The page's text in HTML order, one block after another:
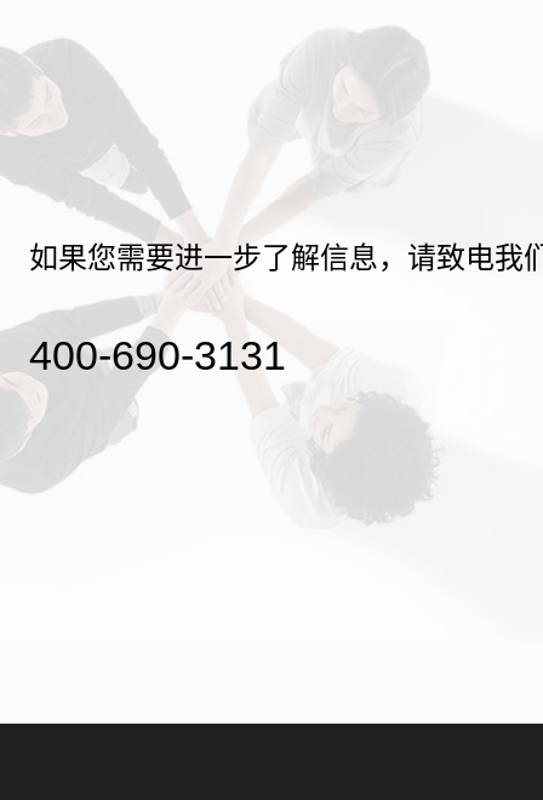
如果您需要进一步了解信息，请致电我
400-690-3131